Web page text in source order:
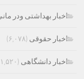
اخبار بهداشتی ودر
اخبار حقوقی (۶,۰۷۸)
اخبار دانشگاهی (۱,۵۲۰)